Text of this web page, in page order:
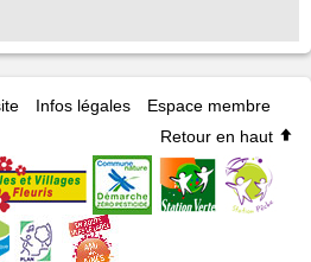
Infos légales
Espace membre
Retour en haut